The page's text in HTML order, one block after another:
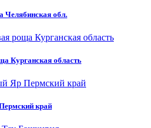
Челябинская обл.
Курганская область
край